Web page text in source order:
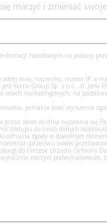
marzyć i zmieniać
handlowych na podany
adres imię, nazwisko, numer IP, e-
Kerris Group Sp. z o.o., al. Jana
celach marketingowych, na
jednakże brak wyrażenia
przez okres do dnia wypisania się
dostępu do treści danych
cofnięcia zgody w dowolnym
sprzeciwu wobec
do Prezesa Urzędu Ochrony
naszym podwykonawcom,